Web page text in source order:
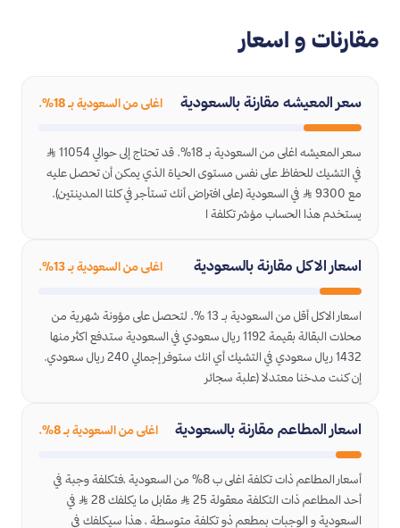
مقارنات و اسعار
سعر المعيشه مقارنة بالسعودية اغلى من السعودية بـ 18%.
سعر المعيشه اغلى من السعودية بـ 18%. قد تحتاج إلى حوالي 11054 ﷼
في التشيك للحفاظ على نفس مستوى الحياة الذي يمكن أن تحصل عليه
مع 9300 ﷼ في السعودية (على افتراض أنك تستأجر في كلتا المدينتين).
يستخدم هذا الحساب مؤشر تكلفة ا
اسعار الاكل مقارنة بالسعودية اغلى من السعودية بـ 13%.
اسعار الاكل أقل من السعودية بـ 13 %. لتحصل على مؤونة شهرية من
محلات البقالة بقيمة 1192 ريال سعودي في السعودية ستدفع اكثر منها
1432 ريال سعودي في التشيك أي انك ستوفر إجمالي 240 ريال سعودي.
إن كنت مدخنا معتدلا (علبة سجائر
اسعار المطاعم مقارنة بالسعودية اغلى من السعودية بـ 8%.
أسعار المطاعم ذات تكلفة اغلى ب 8% من السعودية ،فتكلفة وجبة في
أحد المطاعم ذات التكلفة معقولة 25 ﷼ مقابل ما يكلفك 28 ﷼ في
السعودية و الوجبات بمطعم ذو تكلفة متوسطة ، هذا سيكلفك في